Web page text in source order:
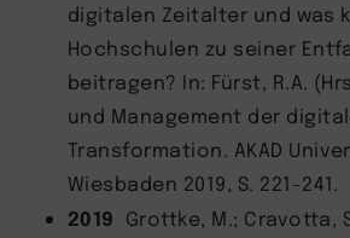
digitalen Zeitalter und was
Hochschulen zu seiner
beitragen? In: Fürst, R.A.
und Management der
Transformation. AKAD
Wiesbaden 2019, S. 221-241.
2019 Grottke, M.; Cravotta,